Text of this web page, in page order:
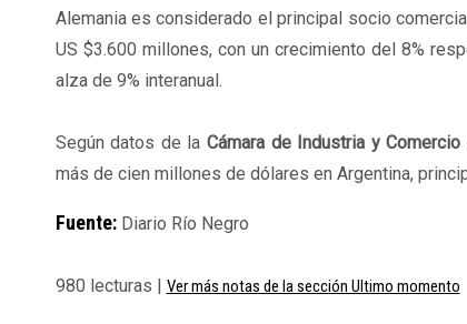
Alemania es considerado el principal socio
US $3.600 millones, con un crecimiento del 8%
alza de 9% interanual.
Según datos de la Cámara de Industria y
más de cien millones de dólares en Argentina,
Fuente:Diario Río Negro
980 lecturas | Ver más notas de la sección Ultimo momento